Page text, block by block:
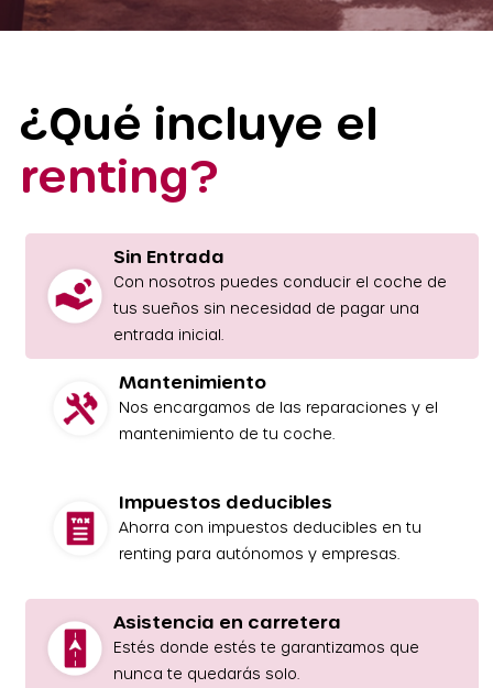
¿Qué incluye el
renting?
Sin Entrada
Con nosotros puedes conducir el coche de
tus sueños sin necesidad de pagar una
entrada inicial.
Mantenimiento
Nos encargamos de las reparaciones y el
mantenimiento de tu coche.
Impuestos deducibles
Ahorra con impuestos deducibles en tu
renting para autónomos y empresas.
Asistencia en carretera
Estés donde estés te garantizamos que
nunca te quedarás solo.